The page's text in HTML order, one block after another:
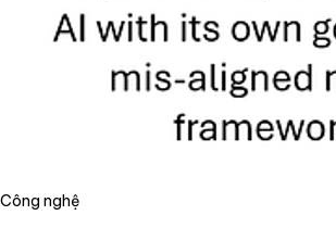
Công nghệ